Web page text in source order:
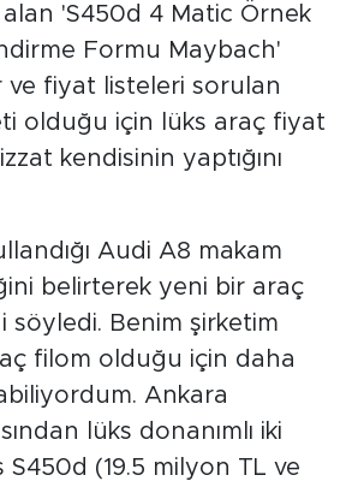
'S450d 4 Matic Örnek
Formu Maybach'
ve fiyat listeleri sorulan
olduğu için lüks araç fiyat
kendisinin yaptığını
Audi A8 makam
belirterek yeni bir araç
söyledi. Benim şirketim
filom olduğu için daha
Ankara
lüks donanımlı iki
(19.5 milyon TL ve